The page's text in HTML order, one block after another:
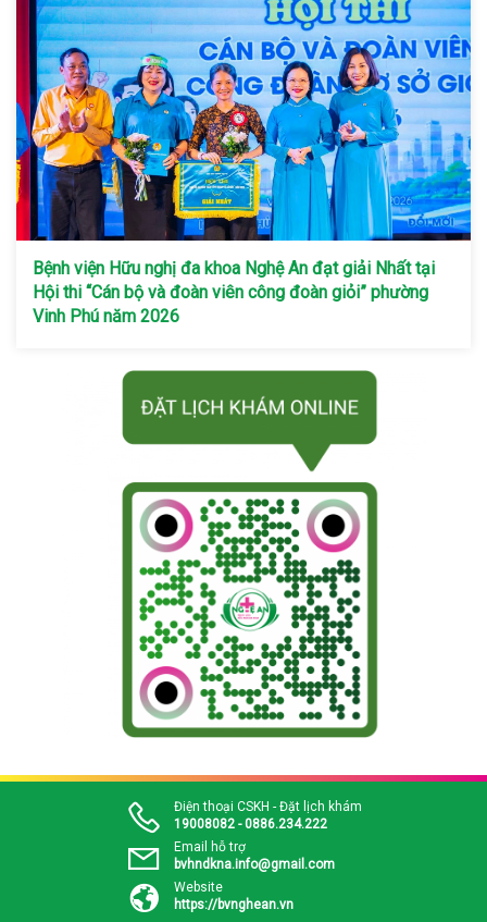
Bệnh viện Hữu nghị đa khoa Nghệ An đạt giải Nhất tại
Hội thi “Cán bộ và đoàn viên công đoàn giỏi” phường
Vinh Phú năm 2026
Điện thoại CSKH - Đặt lịch khám
19008082 - 0886.234.222
Email hỗ trợ
bvhndkna.info@gmail.com
Website
https://bvnghean.vn